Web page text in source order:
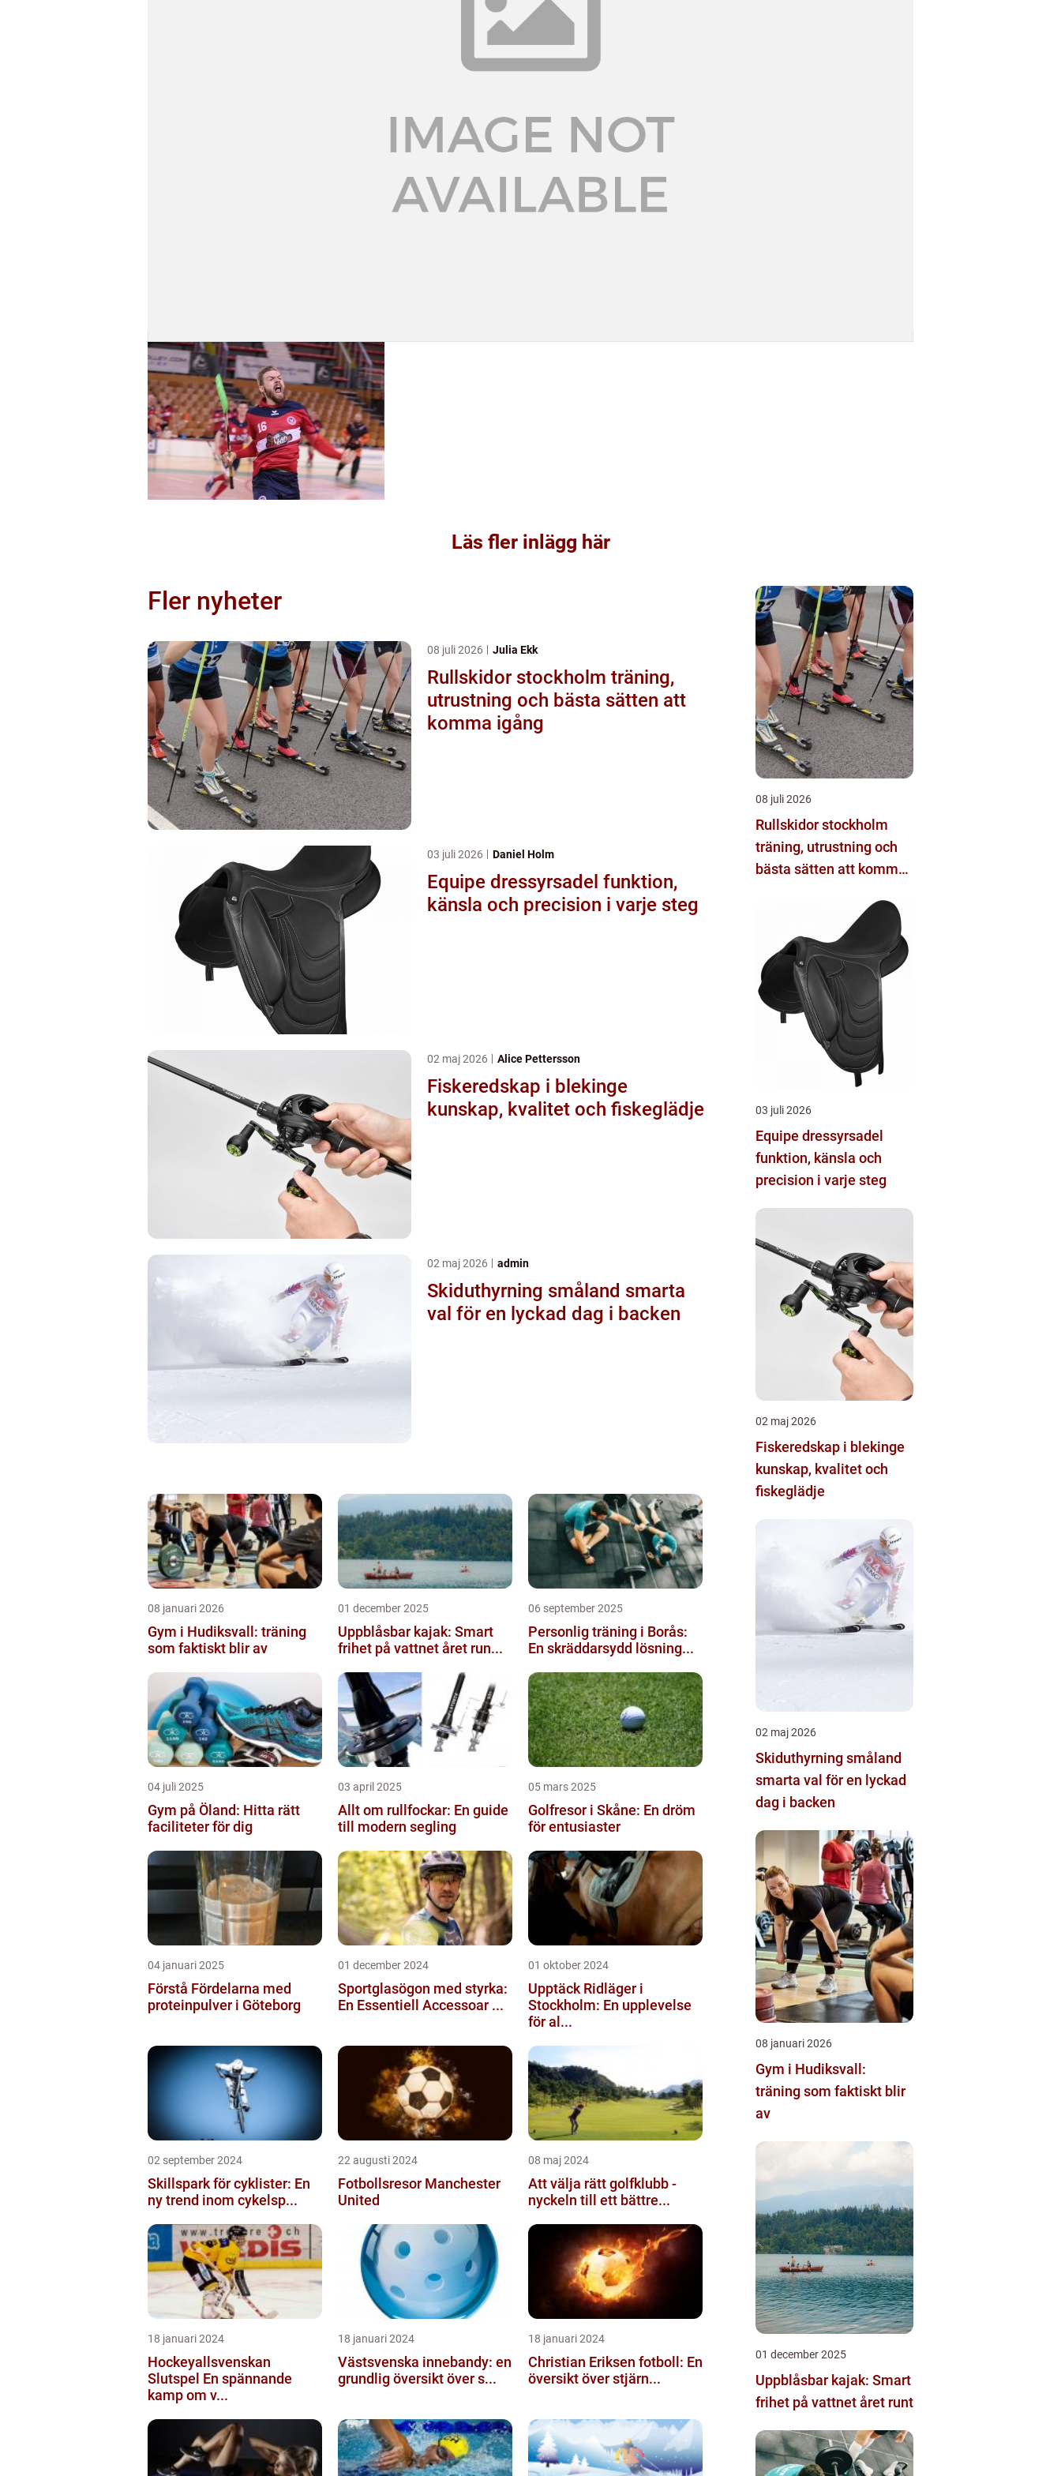
Läs fler inlägg här
Fler nyheter
08 juli 2026 Julia Ekk
Rullskidor stockholm träning,
utrustning och bästa sätten att
komma igång
03 juli 2026 Daniel Holm
Equipe dressyrsadel funktion,
känsla och precision i varje steg
02 maj 2026 Alice Pettersson
Fiskeredskap i blekinge
kunskap, kvalitet och fiskeglädje
02 maj 2026 admin
Skiduthyrning småland smarta
val för en lyckad dag i backen
08 januari 2026
Gym i Hudiksvall: träning
som faktiskt blir av
01 december 2025
Uppblåsbar kajak: Smart
frihet på vattnet året run...
06 september 2025
Personlig träning i Borås:
En skräddarsydd lösning...
04 juli 2025
Gym på Öland: Hitta rätt
faciliteter för dig
03 april 2025
Allt om rullfockar: En guide
till modern segling
05 mars 2025
Golfresor i Skåne: En dröm
för entusiaster
04 januari 2025
Förstå Fördelarna med
proteinpulver i Göteborg
01 december 2024
Sportglasögon med styrka:
En Essentiell Accessoar ...
01 oktober 2024
Upptäck Ridläger i
Stockholm: En upplevelse
för al...
02 september 2024
Skillspark för cyklister: En
ny trend inom cykelsp...
22 augusti 2024
Fotbollsresor Manchester
United
08 maj 2024
Att välja rätt golfklubb -
nyckeln till ett bättre...
18 januari 2024
Hockeyallsvenskan
Slutspel En spännande
kamp om v...
18 januari 2024
Västsvenska innebandy: en
grundlig översikt över s...
18 januari 2024
Christian Eriksen fotboll: En
översikt över stjärn...
08 juli 2026
Rullskidor stockholm
träning, utrustning och
bästa sätten att komma
03 juli 2026
Equipe dressyrsadel
funktion, känsla och
precision i varje steg
02 maj 2026
Fiskeredskap i blekinge
kunskap, kvalitet och
fiskeglädje
02 maj 2026
Skiduthyrning småland
smarta val för en lyckad
dag i backen
08 januari 2026
Gym i Hudiksvall:
träning som faktiskt blir
av
01 december 2025
Uppblåsbar kajak: Smart
frihet på vattnet året runt